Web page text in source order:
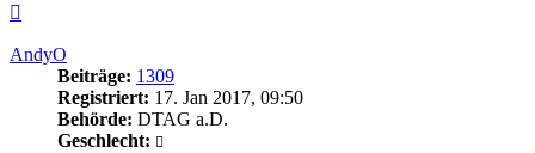
AndyO
Beiträge: 1309
Registriert: 17. Jan 2017, 09:50
Behörde: DTAG a.D.
Geschlecht: